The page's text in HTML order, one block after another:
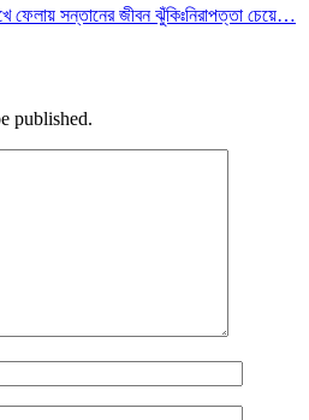
ফেলায় সন্তানের জীবন ঝুঁকিঃনিরাপত্তা চেয়ে…
published.